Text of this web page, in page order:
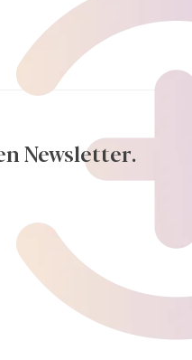
Newsletter.